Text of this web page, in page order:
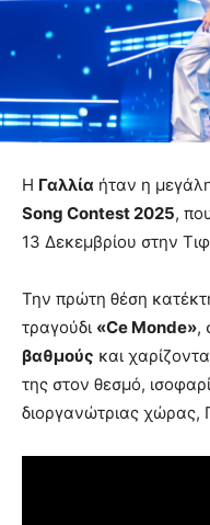
Η Γαλλία ήταν η
Song Contest 2025,
13 Δεκεμβρίου στην
Την πρώτη θέση
τραγούδι «Ce Monde»,
βαθμούς και
της στον θεσμό,
διοργανώτριας χώρας,